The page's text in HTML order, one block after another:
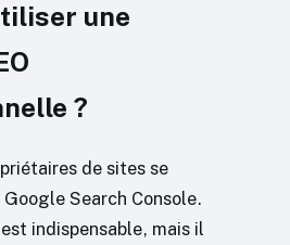
une
?
de sites se
Search Console.
indispensable, mais il